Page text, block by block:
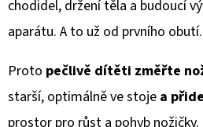
chodidel, držení těla a budoucí
aparátu. A to už od prvního obutí.
Proto pečlivě dítěti změřte
starší, optimálně ve stoje a
prostor pro růst a pohyb